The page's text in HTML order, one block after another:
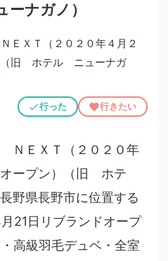
ナガノ）
行った 行きたい
ＥＸＴ（２０２０年
オープン）（旧 ホテ
野県長野市に位置する
21日リブランドオープ
高級羽毛デュベ・全室